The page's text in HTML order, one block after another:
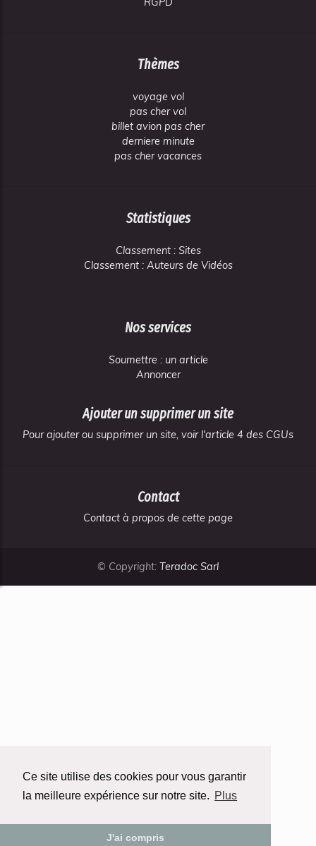
Ce site utilise des cookies pour vous garantir
la meilleure expérience sur notre site. Plus
J'ai compris
Thèmes
voyage vol
pas cher vol
billet avion pas cher
derniere minute
pas cher vacances
Statistiques
Classement : Sites
Classement : Auteurs de Vidéos
Nos services
Soumettre : un article
Annoncer
Ajouter un supprimer un site
Pour ajouter ou supprimer un site, voir l'article 4 des CGUs
Contact
Contact à propos de cette page
© Copyright: Teradoc Sarl